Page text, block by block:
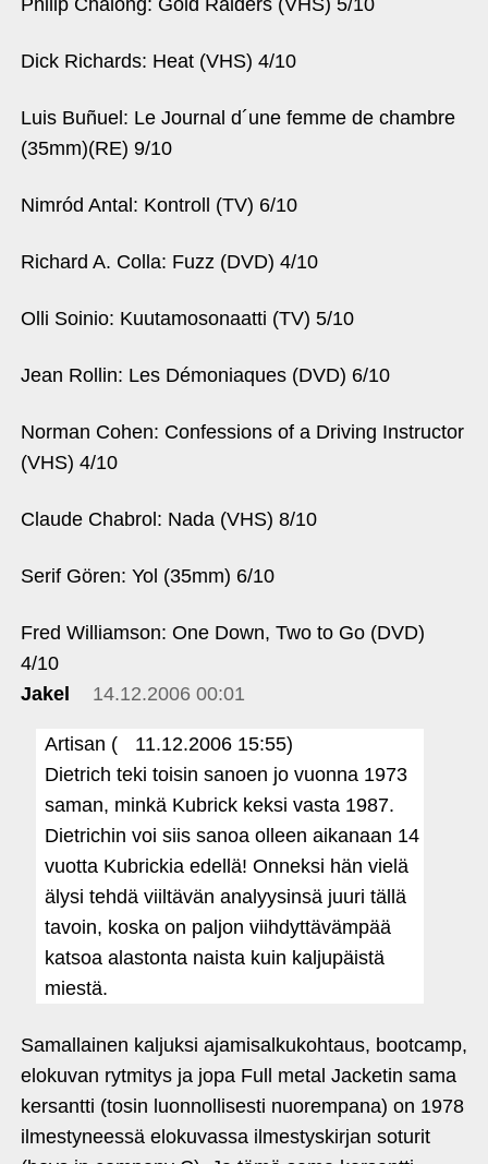
Philip Chalong: Gold Raiders (VHS) 5/10
Dick Richards: Heat (VHS) 4/10
Luis Buñuel: Le Journal d´une femme de chambre
(35mm)(RE) 9/10
Nimród Antal: Kontroll (TV) 6/10
Richard A. Colla: Fuzz (DVD) 4/10
Olli Soinio: Kuutamosonaatti (TV) 5/10
Jean Rollin: Les Démoniaques (DVD) 6/10
Norman Cohen: Confessions of a Driving Instructor
(VHS) 4/10
Claude Chabrol: Nada (VHS) 8/10
Serif Gören: Yol (35mm) 6/10
Fred Williamson: One Down, Two to Go (DVD)
4/10
Jakel
14.12.2006 00:01
Artisan (
11.12.2006 15:55)
Dietrich teki toisin sanoen jo vuonna 1973
saman, minkä Kubrick keksi vasta 1987.
Dietrichin voi siis sanoa olleen aikanaan 14
vuotta Kubrickia edellä! Onneksi hän vielä
älysi tehdä viiltävän analyysinsä juuri tällä
tavoin, koska on paljon viihdyttävämpää
katsoa alastonta naista kuin kaljupäistä
miestä.
Samallainen kaljuksi ajamisalkukohtaus, bootcamp,
elokuvan rytmitys ja jopa Full metal Jacketin sama
kersantti (tosin luonnollisesti nuorempana) on 1978
ilmestyneessä elokuvassa ilmestyskirjan soturit